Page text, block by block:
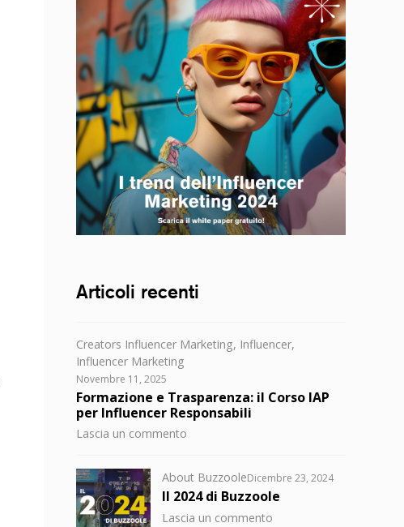
Articoli recenti
Categorie
Creators Influencer Marketing, Influencer,
Influencer Marketing
Posted
on
Novembre 11, 2025
Formazione e Trasparenza: il Corso IAP
per Influencer Responsabili
Lascia un commentosu
Trasparenza:
il
Corso
Categorie
About BuzzoolePosted
on
Dicembre 23, 2024
Il 2024 di Buzzoole
Lascia un commento